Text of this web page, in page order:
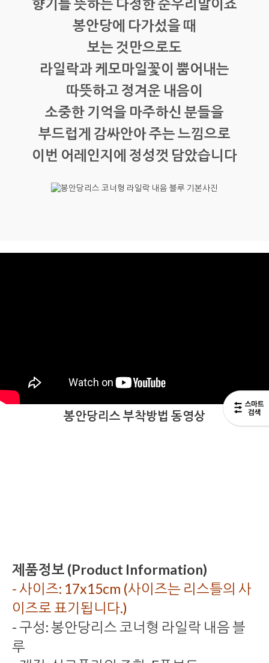
향기를 뜻하는 다정한 순우리말이죠
봉안당에 다가섰을 때
보는 것만으로도
라일락과 케모마일꽃이 뿜어내는
따뜻하고 정겨운 내음이
소중한 기억을 마주하신 분들을
부드럽게 감싸안아 주는 느낌으로
이번 어레인지에 정성껏 담았습니다
봉안당리스 부착방법 동영상
제품정보 (Product Information)
- 사이즈: 17x15cm (사이즈는 리스틀의 사
이즈로 표기됩니다.)
- 구성: 봉안당리스 코너형 라일락 내음 블
루